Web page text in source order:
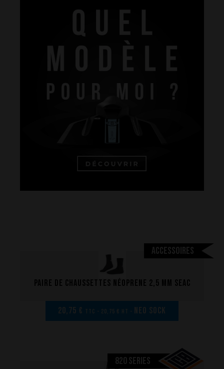
Accessoires
Paire de chaussettes néoprene 2,5 mm SEAC
20,75 € TTC - 20,75 € HT - NEO SOCK
820 SERIES